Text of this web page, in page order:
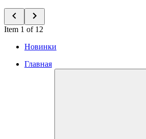
Item 1 of 12
Новинки
Главная